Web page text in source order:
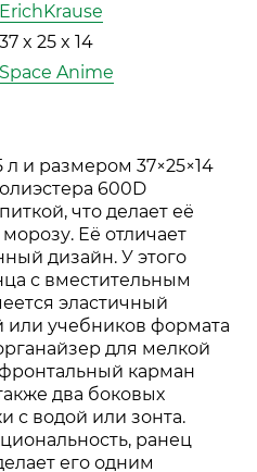
ErichKrause
37 x 25 x 14
Space Anime
и размером 37×25×14
600D
что делает её
Её отличает
дизайн. У этого
с вместительным
эластичный
или учебников формата
для мелкой
карман
два боковых
с водой или зонта.
ранец
его одним